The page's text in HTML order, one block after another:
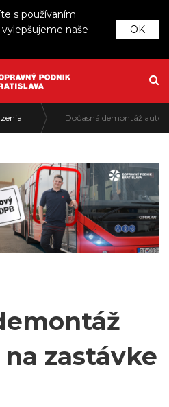
s používaním
naše
OK
Dočasná demontáž
zastávke